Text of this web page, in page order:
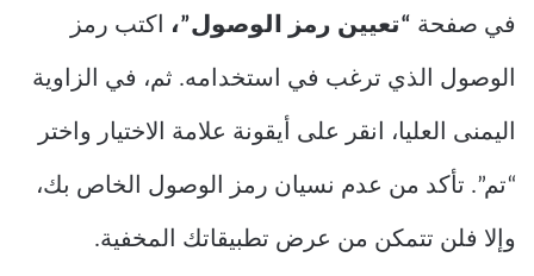
في صفحة “تعيين رمز الوصول”، اكتب رمز
الوصول الذي ترغب في استخدامه. ثم، في الزاوية
اليمنى العليا، انقر على أيقونة علامة الاختيار واختر
“تم”. تأكد من عدم نسيان رمز الوصول الخاص بك،
وإلا فلن تتمكن من عرض تطبيقاتك المخفية.